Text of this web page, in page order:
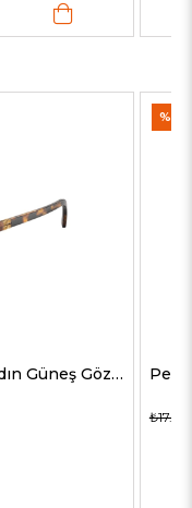
Miu Miu 04ZS VAU07F 50 Kadın Güneş Gözlükleri
%35